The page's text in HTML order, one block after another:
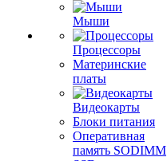
Мыши
Процессоры
Материнские
платы
Видеокарты
Блоки питания
Оперативная
память SODIMM